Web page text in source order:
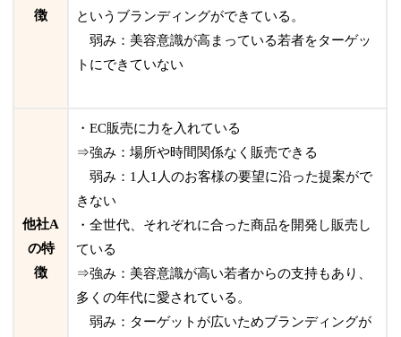
徴
というブランディングができている。
弱み：美容意識が高まっている若者をターゲッ
トにできていない
他社A
の特
徴
・EC販売に力を入れている
⇒強み：場所や時間関係なく販売できる
弱み：1人1人のお客様の要望に沿った提案がで
きない
・全世代、それぞれに合った商品を開発し販売し
ている
⇒強み：美容意識が高い若者からの支持もあり、
多くの年代に愛されている。
弱み：ターゲットが広いためブランディングが